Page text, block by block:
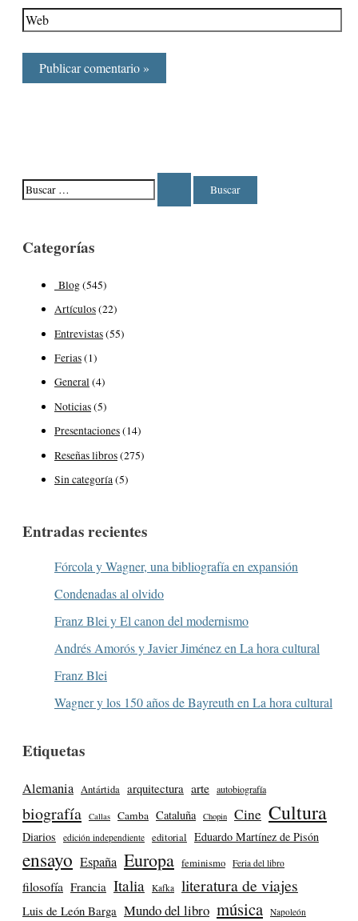
Categorías
Blog(545)
Artículos(22)
Entrevistas(55)
Ferias(1)
General(4)
Noticias(5)
Presentaciones(14)
Reseñas libros(275)
Sin categoría(5)
Entradas recientes
Fórcola y Wagner, una bibliografía en expansión
Condenadas al olvido
Franz Blei y El canon del modernismo
Andrés Amorós y Javier Jiménez en La hora cultural
Franz Blei
Wagner y los 150 años de Bayreuth en La hora cultural
Etiquetas
Alemania Antártida arquitectura arte autobiografía
biografía Callas Camba Cataluña Chopin Cine Cultura
Diarios edición independiente editorial Eduardo Martínez de Pisón
ensayo España Europa feminismo Feria del libro
filosofía Francia Italia Kafka literatura de viajes
Luis de León Barga Mundo del libro música Napoleón